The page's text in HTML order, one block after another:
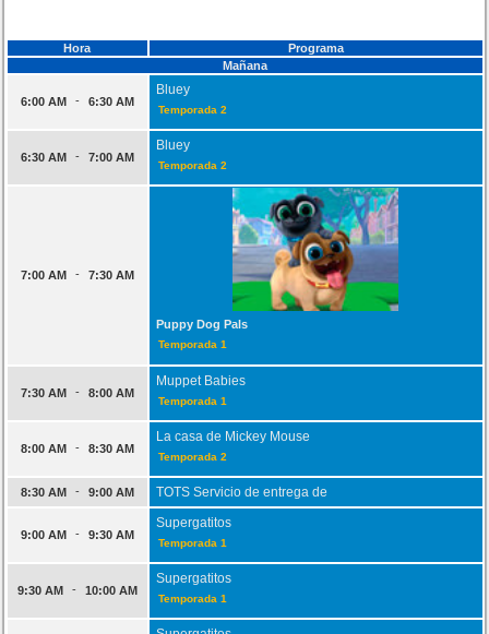
Hora
Programa
Mañana
6:00 AM - 6:30 AM
Bluey
Temporada 2
6:30 AM - 7:00 AM
Bluey
Temporada 2
7:00 AM - 7:30 AM
Puppy Dog Pals
Temporada 1
7:30 AM - 8:00 AM
Muppet Babies
Temporada 1
8:00 AM - 8:30 AM
La casa de Mickey Mouse
Temporada 2
8:30 AM - 9:00 AM TOTS Servicio de entrega de
9:00 AM - 9:30 AM
Supergatitos
Temporada 1
9:30 AM - 10:00 AM
Supergatitos
Temporada 1